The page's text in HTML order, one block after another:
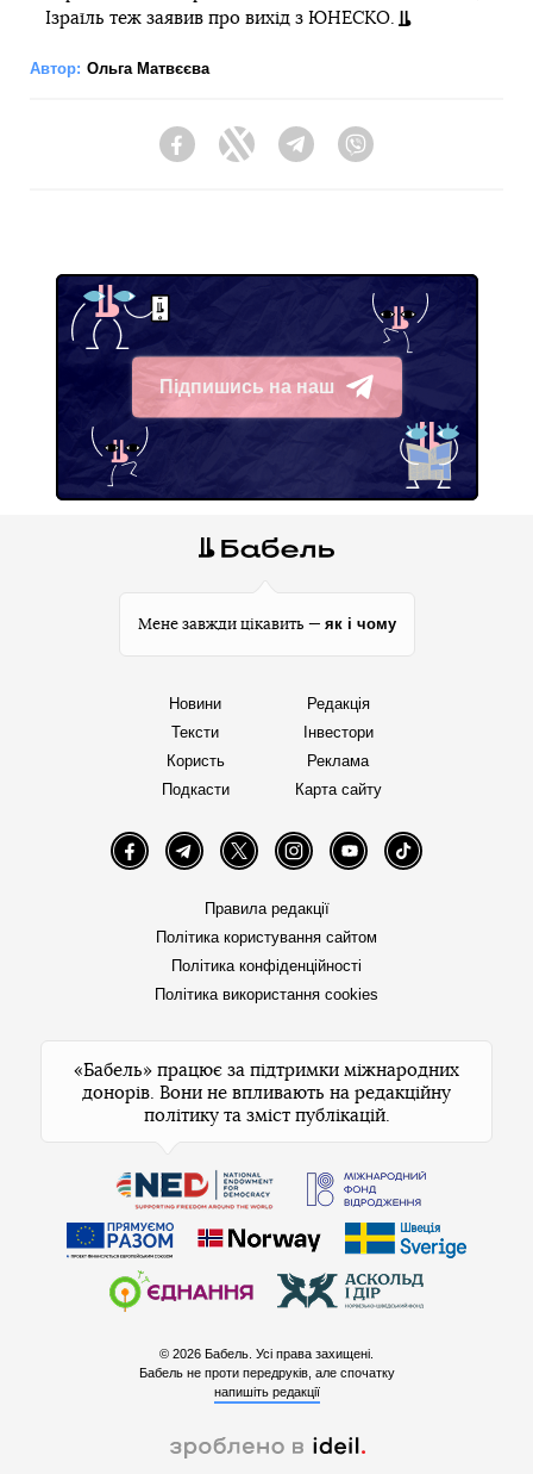
Ізраїль теж заявив про вихід з ЮНЕСКО.
Автор: Ольга Матвєєва
FacebookTwitter Telegram
Підпишись на наш
Telegram
Мене завжди цікавить — як і чому
Новини
Тексти
Користь
Подкасти
Редакція
Інвестори
Реклама
Карта сайту
FacebookTelegramTwitter InstagramYouTube TikTok
Правила редакції
Політика користування сайтом
Політика конфіденційності
Політика використання cookies
«Бабель» працює за підтримки міжнародних
донорів. Вони не впливають на редакційну
політику та зміст публікацій.
© 2026 Бабель. Усі права захищені.
Бабель не проти передруків, але спочатку
напишіть редакції